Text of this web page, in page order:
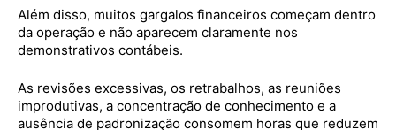
Além disso, muitos gargalos financeiros começam dentro
da operação e não aparecem claramente nos
demonstrativos contábeis.
As revisões excessivas, os retrabalhos, as reuniões
improdutivas, a concentração de conhecimento e a
ausência de padronização consomem horas que reduzem